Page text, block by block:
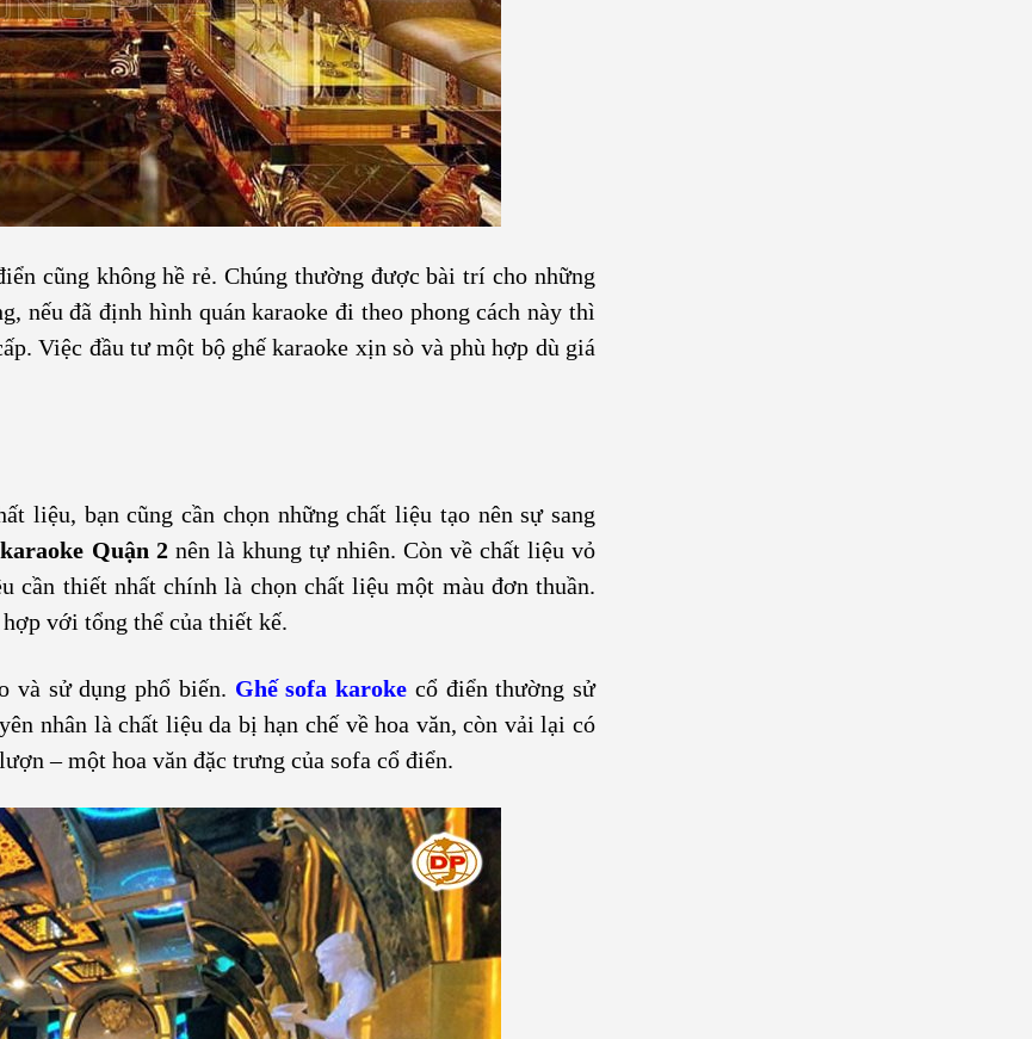
cũng không hề rẻ. Chúng thường được bài trí cho những
nếu đã định hình quán karaoke đi theo phong cách này thì
Việc đầu tư một bộ ghế karaoke xịn sò và phù hợp dù giá
liệu, bạn cũng cần chọn những chất liệu tạo nên sự sang
Quận 2nên là khung tự nhiên. Còn về chất liệu vỏ
cần thiết nhất chính là chọn chất liệu một màu đơn thuần.
với tổng thể của thiết kế.
và sử dụng phổ biến. Ghế sofa karoke cổ điển thường sử
nhân là chất liệu da bị hạn chế về hoa văn, còn vải lại có
– một hoa văn đặc trưng của sofa cổ điển.